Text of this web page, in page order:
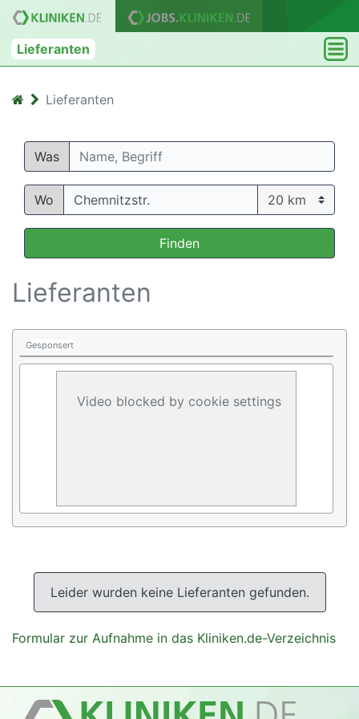
Lieferanten
Lieferanten
Was
Wo
Finden
Lieferanten
Gesponsert
Video blocked by cookie settings
Leider wurden keine Lieferanten gefunden.
Formular zur Aufnahme in das Kliniken.de-Verzeichnis